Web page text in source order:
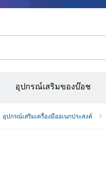
อุปกรณ์เสริมของบ๊อช
อุปกรณ์เสริมเครื่องมืออเนกประสงค์